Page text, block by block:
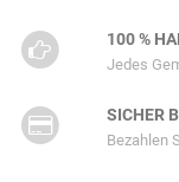
100 %
Jedes
SICHER
Bezahlen